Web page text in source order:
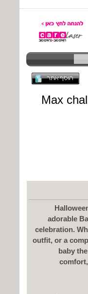
adorable
celebration.
outfit, or a
baby